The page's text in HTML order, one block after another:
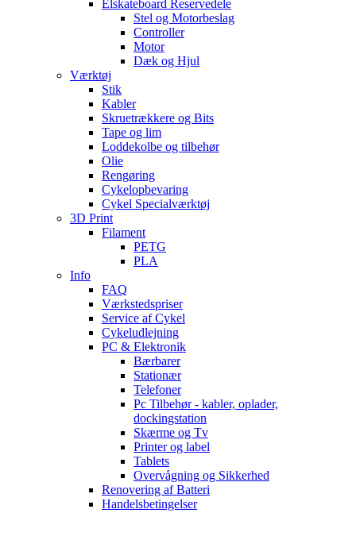
Elskateboard Reservedele
Stel og Motorbeslag
Controller
Motor
Dæk og Hjul
Værktøj
Stik
Kabler
Skruetrækkere og Bits
Tape og lim
Loddekolbe og tilbehør
Olie
Rengøring
Cykelopbevaring
Cykel Specialværktøj
3D Print
Filament
PETG
PLA
Info
FAQ
Værkstedspriser
Service af Cykel
Cykeludlejning
PC & Elektronik
Bærbarer
Stationær
Telefoner
Pc Tilbehør - kabler, oplader,
dockingstation
Skærme og Tv
Printer og label
Tablets
Overvågning og Sikkerhed
Renovering af Batteri
Handelsbetingelser